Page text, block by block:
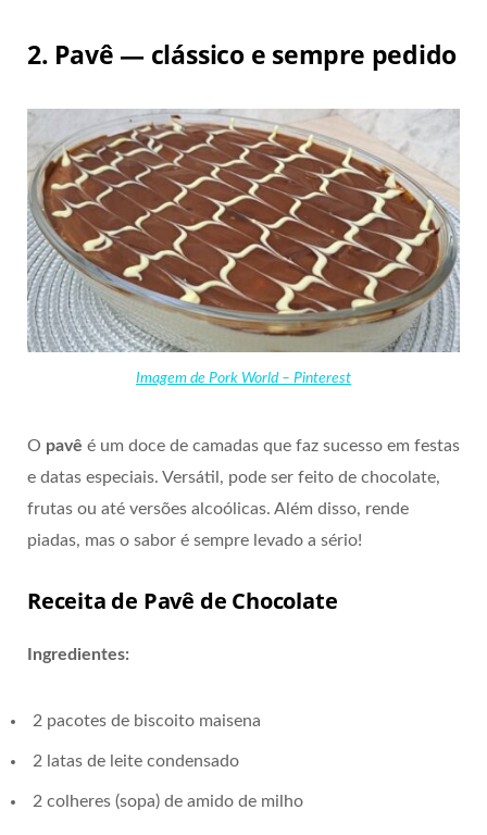
2. Pavê — clássico e sempre pedido
Imagem de Pork World – Pinterest
O pavê é um doce de camadas que faz sucesso em festas
e datas especiais. Versátil, pode ser feito de chocolate,
frutas ou até versões alcoólicas. Além disso, rende
piadas, mas o sabor é sempre levado a sério!
Receita de Pavê de Chocolate
Ingredientes:
2 pacotes de biscoito maisena
2 latas de leite condensado
2 colheres (sopa) de amido de milho